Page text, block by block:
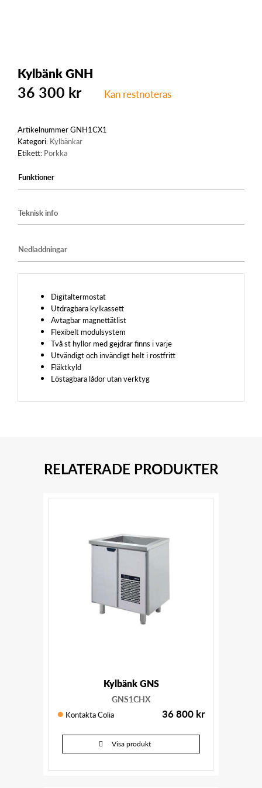
Kylbänk GNH
36 300 kr Kan restnoteras
ArtikelnummerGNH1CX1
Kategori: Kylbänkar
Etikett: Porkka
Funktioner
Teknisk info
Nedladdningar
Digitaltermostat
Utdragbara kylkassett
Avtagbar magnettätlist
Flexibelt modulsystem
Två st hyllor med gejdrar finns i varje
Utvändigt och invändigt helt i rostfritt
Fläktkyld
Löstagbara lådor utan verktyg
RELATERADE PRODUKTER
Kylbänk GNS
GNS1CHX
Kontakta Colia 36 800 kr
Visa produkt